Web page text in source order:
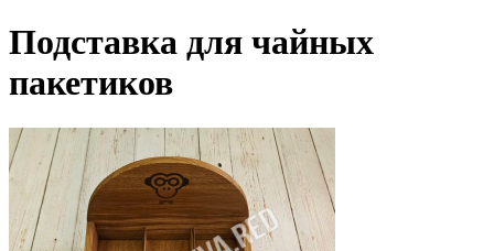
Подставка для чайных
пакетиков